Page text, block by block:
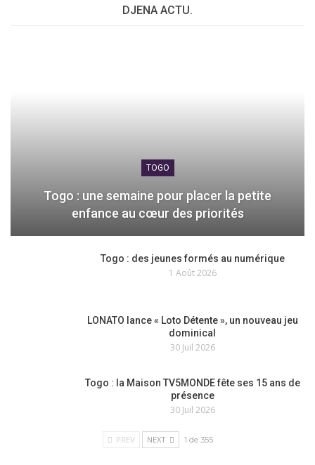
DJENA ACTU.
TOGO
Togo : une semaine pour placer la petite
enfance au cœur des priorités
Togo : des jeunes formés au numérique
1 Août 2026
LONATO lance « Loto Détente », un nouveau jeu
dominical
30 Juil 2026
Togo : la Maison TV5MONDE fête ses 15 ans de
présence
30 Juil 2026
PREV NEXT 1 de 355